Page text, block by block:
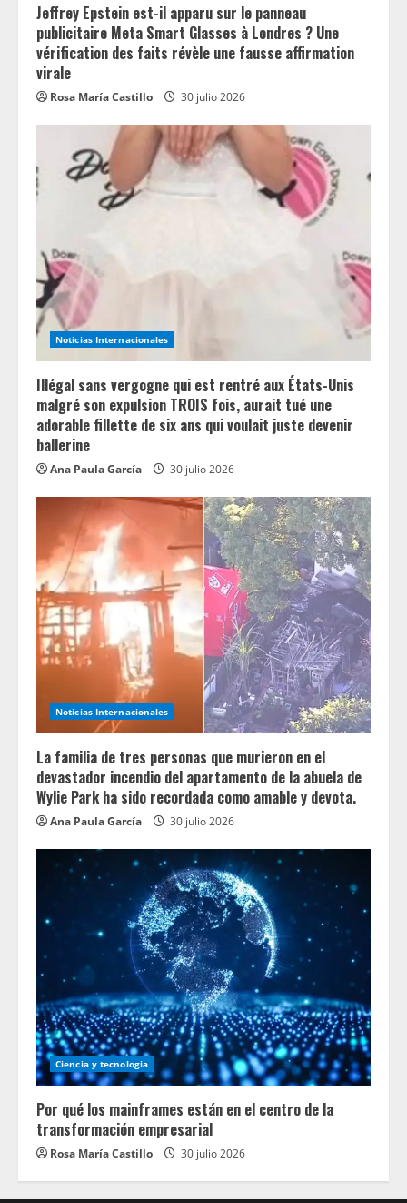
Jeffrey Epstein est-il apparu sur le panneau
publicitaire Meta Smart Glasses à Londres ? Une
vérification des faits révèle une fausse affirmation
virale
Rosa María Castillo 30 julio 2026
Noticias Internacionales
Illégal sans vergogne qui est rentré aux États-Unis
malgré son expulsion TROIS fois, aurait tué une
adorable fillette de six ans qui voulait juste devenir
ballerine
Ana Paula García 30 julio 2026
Noticias Internacionales
La familia de tres personas que murieron en el
devastador incendio del apartamento de la abuela de
Wylie Park ha sido recordada como amable y devota.
Ana Paula García 30 julio 2026
Ciencia y tecnologia
Por qué los mainframes están en el centro de la
transformación empresarial
Rosa María Castillo 30 julio 2026